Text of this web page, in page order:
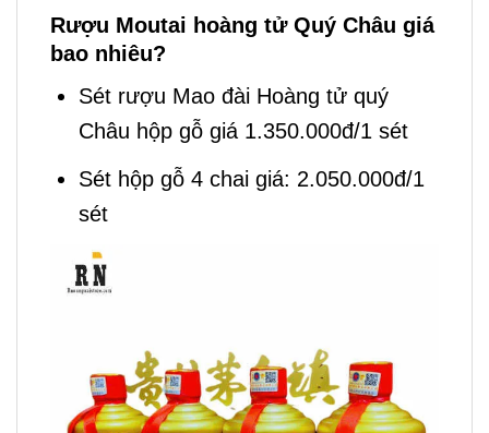
Rượu Moutai hoàng tử Quý Châu giá
bao nhiêu?
Sét rượu Mao đài Hoàng tử quý
Châu hộp gỗ giá 1.350.000đ/1 sét
Sét hộp gỗ 4 chai giá: 2.050.000đ/1
sét